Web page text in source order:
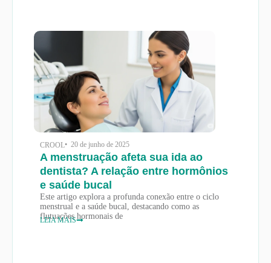
CROOL• 20 de junho de 2025
A menstruação afeta sua ida ao
dentista? A relação entre hormônios
e saúde bucal
Este artigo explora a profunda conexão entre o ciclo
menstrual e a saúde bucal, destacando como as
flutuações hormonais de
LEIA MAIS